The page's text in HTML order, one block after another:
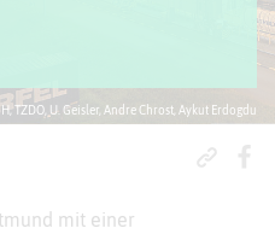
TZDO, U. Geisler, Andre Chrost, Aykut Erdogdu
mit einer